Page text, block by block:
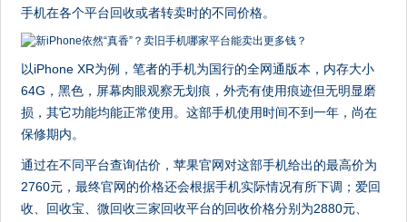
手机在各个平台回收或者转卖时的不同价格。
以iPhone XR为例，笔者的手机为国行的全网通版本，内存大小
64G，黑色，屏幕肉眼观察无划痕，外壳有使用痕迹但无明显磨
损，其它功能均能正常使用。这部手机使用时间不到一年，尚在
保修期内。
通过在不同平台查询估价，苹果官网对这部手机给出的最高价为
2760元，最终官网的价格还会根据手机实际情况有所下调；爱回
收、回收宝、微回收三家回收平台的回收价格分别为2880元、